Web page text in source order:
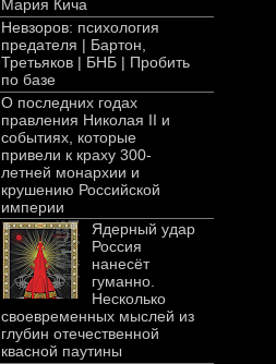
Мария Кича
Невзоров: психология
предателя | Бартон,
Третьяков | БНБ | Пробить
по базе
О последних годах
правления Николая II и
событиях, которые
привели к краху 300-
летней монархии и
крушению Российской
империи
Ядерный удар
Россия
нанесёт
гуманно.
Несколько
своевременных мыслей из
глубин отечественной
квасной паутины